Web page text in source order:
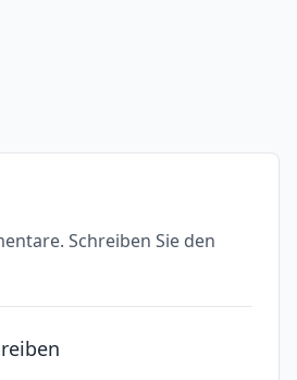
Schreiben Sie den